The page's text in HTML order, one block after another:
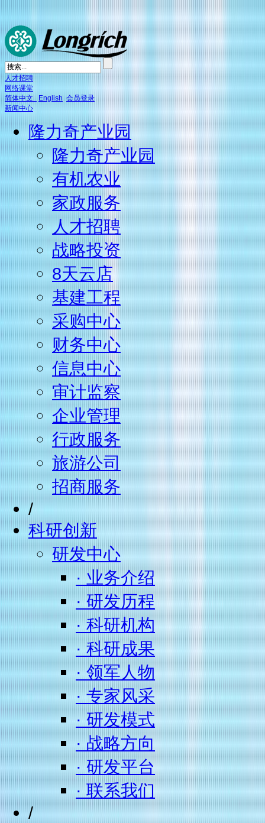
人才招聘
网络课堂
简体中文
English 会员登录
新闻中心
隆力奇产业园
隆力奇产业园
有机农业
家政服务
人才招聘
战略投资
8天云店
基建工程
采购中心
财务中心
信息中心
审计监察
企业管理
行政服务
旅游公司
招商服务
/
科研创新
研发中心
· 业务介绍
· 研发历程
· 科研机构
· 科研成果
· 领军人物
· 专家风采
· 研发模式
· 战略方向
· 研发平台
· 联系我们
/